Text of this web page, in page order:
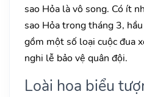
sao Hỏa là vô song. Có ít
sao Hỏa trong tháng 3,
gồm một số loại cuộc đua
nghi lễ bảo vệ quân đội.
Loài hoa biểu